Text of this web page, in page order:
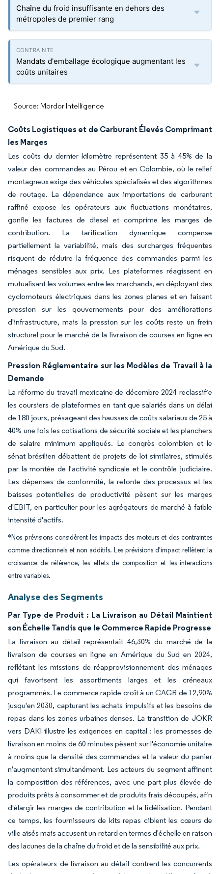
Chaîne du froid insuffisante en dehors des
métropoles de premier rang
Mandats d'emballage écologique augmentant les
coûts unitaires
Source: Mordor Intelligence
Coûts Logistiques et de Carburant Élevés Comprimant
les Marges
Les coûts du dernier kilomètre représentent 35 à 45% de la
valeur des commandes au Pérou et en Colombie, où le relief
montagneux exige des véhicules spécialisés et des algorithmes
de routage. La dépendance aux importations de carburant
raffiné expose les opérateurs aux fluctuations monétaires,
gonfle les factures de diesel et comprime les marges de
contribution. La tarification dynamique compense
partiellement la variabilité, mais des surcharges fréquentes
risquent de réduire la fréquence des commandes parmi les
ménages sensibles aux prix. Les plateformes réagissent en
mutualisant les volumes entre les marchands, en déployant des
cyclomoteurs électriques dans les zones planes et en faisant
pression sur les gouvernements pour des améliorations
d'infrastructure, mais la pression sur les coûts reste un frein
structurel pour le marché de la livraison de courses en ligne en
Amérique du Sud.
Pression Réglementaire sur les Modèles de Travail à la
Demande
La réforme du travail mexicaine de décembre 2024 reclassifie
les coursiers de plateformes en tant que salariés dans un délai
de 180 jours, présageant des hausses de coûts salariaux de 25 à
40% une fois les cotisations de sécurité sociale et les planchers
de salaire minimum appliqués. Le congrès colombien et le
sénat brésilien débattent de projets de loi similaires, stimulés
par la montée de l'activité syndicale et le contrôle judiciaire.
Les dépenses de conformité, la refonte des processus et les
baisses potentielles de productivité pèsent sur les marges
d'EBIT, en particulier pour les agrégateurs de marché à faible
intensité d'actifs.
*Nos prévisions considèrent les impacts des moteurs et des contraintes
comme directionnels et non additifs. Les prévisions d'impact reflètent la
croissance de référence, les effets de composition et les interactions
entre variables.
Analyse des Segments
Par Type de Produit : La Livraison au Détail Maintient
son Échelle Tandis que le Commerce Rapide Progresse
La livraison au détail représentait 46,30% du marché de la
livraison de courses en ligne en Amérique du Sud en 2024,
reflétant les missions de réapprovisionnement des ménages
qui favorisent les assortiments larges et les créneaux
programmés. Le commerce rapide croît à un CAGR de 12,90%
jusqu'en 2030, capturant les achats impulsifs et les besoins de
repas dans les zones urbaines denses. La transition de JOKR
vers DAKI illustre les exigences en capital : les promesses de
livraison en moins de 60 minutes pèsent sur l'économie unitaire
à moins que la densité des commandes et la valeur du panier
n'augmentent simultanément. Les acteurs du segment affinent
la composition des références, avec une part plus élevée de
produits prêts à consommer et de produits frais découpés, afin
d'élargir les marges de contribution et la fidélisation. Pendant
ce temps, les fournisseurs de kits repas ciblent les cœurs de
ville aisés mais accusent un retard en termes d'échelle en raison
des lacunes de la chaîne du froid et de la sensibilité aux prix.
Les opérateurs de livraison au détail contrent les concurrents